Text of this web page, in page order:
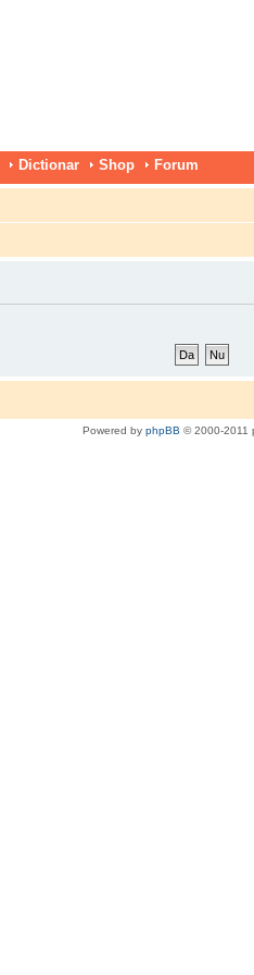
Dictionar Shop Forum
Powered by phpBB © 2000-2011